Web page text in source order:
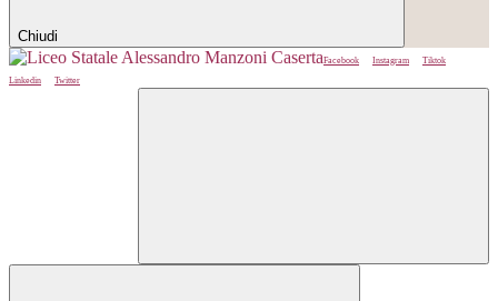
Chiudi
Facebook Instagram
Tiktok
Linkedin
Twitter